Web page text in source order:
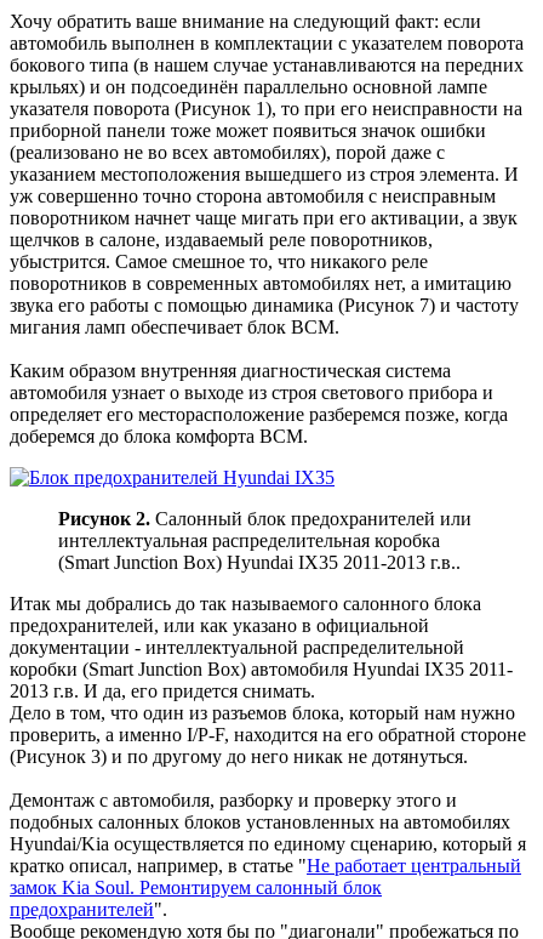
Хочу обратить ваше внимание на следующий факт: если
автомобиль выполнен в комплектации с указателем поворота
бокового типа (в нашем случае устанавливаются на передних
крыльях) и он подсоединён параллельно основной лампе
указателя поворота (Рисунок 1), то при его неисправности на
приборной панели тоже может появиться значок ошибки
(реализовано не во всех автомобилях), порой даже с
указанием местоположения вышедшего из строя элемента. И
уж совершенно точно сторона автомобиля с неисправным
поворотником начнет чаще мигать при его активации, а звук
щелчков в салоне, издаваемый реле поворотников,
убыстрится. Самое смешное то, что никакого реле
поворотников в современных автомобилях нет, а имитацию
звука его работы с помощью динамика (Рисунок 7) и частоту
мигания ламп обеспечивает блок BCM.
Каким образом внутренняя диагностическая система
автомобиля узнает о выходе из строя светового прибора и
определяет его месторасположение разберемся позже, когда
доберемся до блока комфорта BCM.
Рисунок 2. Салонный блок предохранителей или
интеллектуальная распределительная коробка
(Smart Junction Box) Hyundai IX35 2011-2013 г.в..
Итак мы добрались до так называемого салонного блока
предохранителей, или как указано в официальной
документации - интеллектуальной распределительной
коробки (Smart Junction Box) автомобиля Hyundai IX35 2011-
2013 г.в. И да, его придется снимать.
Дело в том, что один из разъемов блока, который нам нужно
проверить, а именно I/P-F, находится на его обратной стороне
(Рисунок 3) и по другому до него никак не дотянуться.
Демонтаж с автомобиля, разборку и проверку этого и
подобных салонных блоков установленных на автомобилях
Hyundai/Kia осуществляется по единому сценарию, который я
кратко описал, например, в статье "Не работает центральный
замок Kia Soul. Ремонтируем салонный блок
предохранителей".
Вообще рекомендую хотя бы по "диагонали" пробежаться по